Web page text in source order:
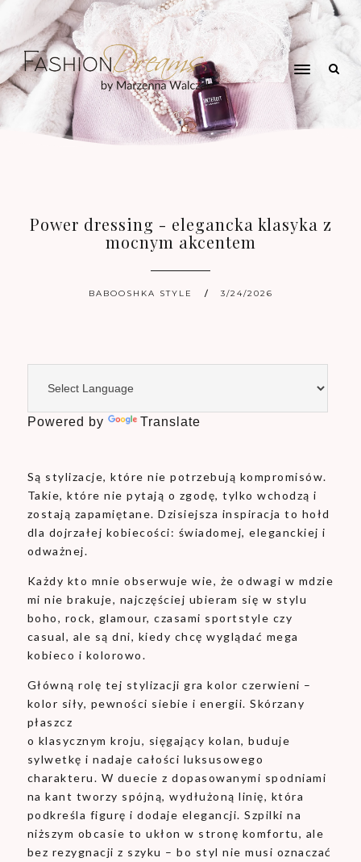
Power dressing - elegancka klasyka z
mocnym akcentem
BABOOSHKA STYLE 3/24/2026
Powered by Translate
Są stylizacje, które nie potrzebują kompromisów.
Takie, które nie pytają o zgodę, tylko wchodzą i
zostają zapamiętane. Dzisiejsza inspiracja to hołd
dla dojrzałej kobiecości: świadomej, eleganckiej i
odważnej.
Każdy kto mnie obserwuje wie, że odwagi w mdzie
mi nie brakuje, najczęściej ubieram się w stylu
boho, rock, glamour, czasami sportstyle czy
casual, ale są dni, kiedy chcę wyglądać mega
kobieco i kolorowo.
Główną rolę tej stylizacji gra kolor czerwieni –
kolor siły, pewności siebie i energii. Skórzany
płaszcz
o klasycznym kroju, sięgający kolan, buduje
sylwetkę i nadaje całości luksusowego
charakteru. W duecie z dopasowanymi spodniami
na kant tworzy spójną, wydłużoną linię, która
podkreśla figurę i dodaje elegancji. Szpilki na
niższym obcasie to ukłon w stronę komfortu, ale
bez rezygnacji z szyku – bo styl nie musi oznaczać